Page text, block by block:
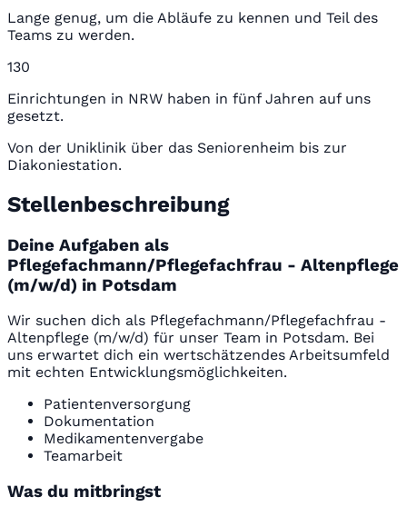
Lange genug, um die Abläufe zu kennen und Teil des
Teams zu werden.
130
Einrichtungen in NRW haben in fünf Jahren auf uns
gesetzt.
Von der Uniklinik über das Seniorenheim bis zur
Diakoniestation.
Stellenbeschreibung
Deine Aufgaben als
Pflegefachmann/Pflegefachfrau - Altenpflege
(m/w/d) in Potsdam
Wir suchen dich als Pflegefachmann/Pflegefachfrau -
Altenpflege (m/w/d) für unser Team in Potsdam. Bei
uns erwartet dich ein wertschätzendes Arbeitsumfeld
mit echten Entwicklungsmöglichkeiten.
Patientenversorgung
Dokumentation
Medikamentenvergabe
Teamarbeit
Was du mitbringst